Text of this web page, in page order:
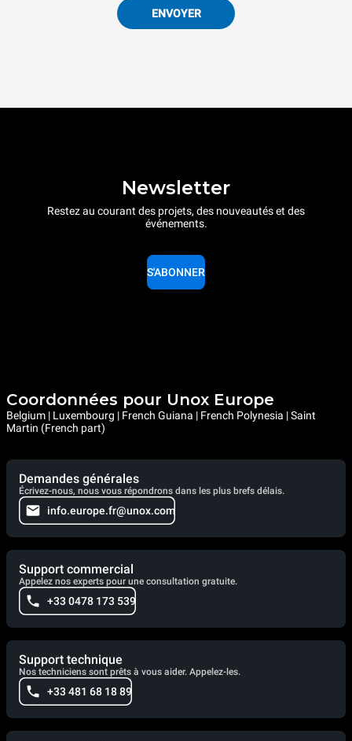
ENVOYER
Newsletter
Restez au courant des projets, des nouveautés et des
événements.
S'ABONNER
Coordonnées pour Unox Europe
Belgium | Luxembourg | French Guiana | French Polynesia | Saint
Martin (French part)
Demandes générales
Écrivez-nous, nous vous répondrons dans les plus brefs délais.
info.europe.fr@unox.com
Support commercial
Appelez nos experts pour une consultation gratuite.
+33 0478 173 539
Support technique
Nos techniciens sont prêts à vous aider. Appelez-les.
+33 481 68 18 89